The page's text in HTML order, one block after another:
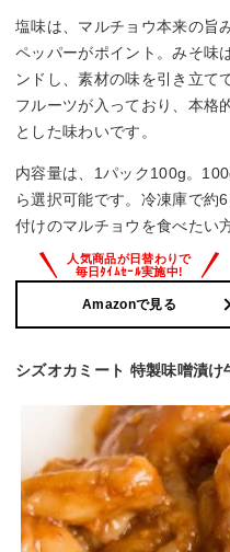
塩味は、マルチョウ本来の旨
ペッパーがポイント。みそ味
ンドし、素材の味を引き立て
フルーツが入っており、本格
とした味わいです。
内容量は、1パック100g。
ら選択可能です。冷凍庫で約
付けのマルチョウを食べたい
Amazonで見る
シズオカミート 特製味噌漬け